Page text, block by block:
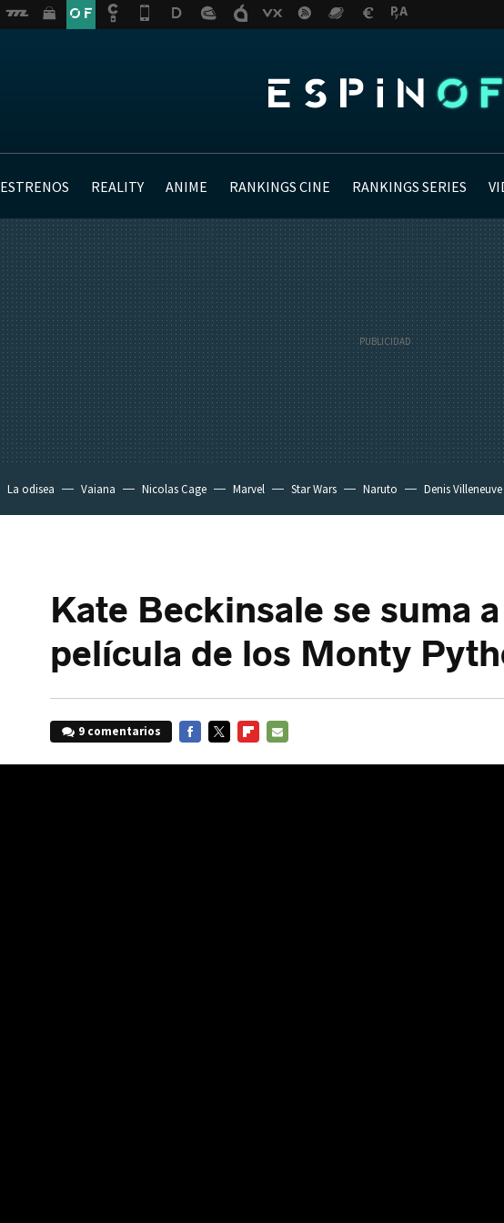
ESTRENOS REALITY ANIME RANKINGS CINE RANKINGS SERIES
La odisea Vaiana Nicolas Cage Marvel Star Wars Naruto Denis Villeneuve
Kate Beckinsale se suma
película de los Monty
9 comentarios